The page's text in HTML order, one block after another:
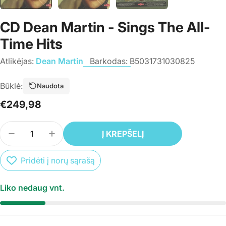
CD Dean Martin - Sings The All-
Time Hits
Atlikėjas: Dean Martin Barkodas: B5031731030825
Būklė: Naudota
Įprasta
€249,98
Kiekis
SUMAŽINTI PREKĖS CD DEAN MARTIN - SINGS
PADIDINTI PREKĖS CD DEAN MARTIN
Į KREPŠELĮ
Pridėti į norų sąrašą
Liko nedaug vnt.